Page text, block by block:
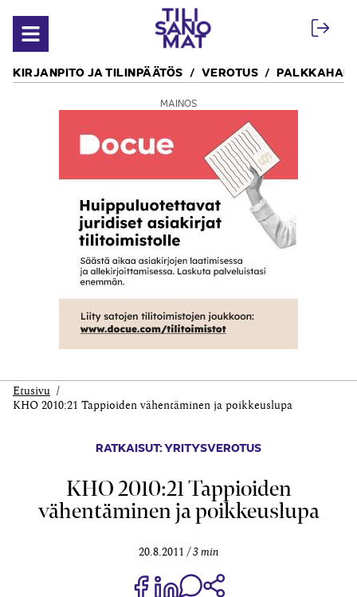
Avaa valikko
KIRJANPITO JA TILINPÄÄTÖS VEROTUS
MAINOS
Etusivu
KHO 2010:21 Tappioiden vähentäminen ja poikkeuslupa
RATKAISUT: YRITYSVEROTUS
KHO 2010:21 Tappioiden
vähentäminen ja poikkeuslupa
20.8.2011 3 min
Jaa Share on Facebook
Jaa Share on LinkedIn
Jaa WhatsApp-viestinä